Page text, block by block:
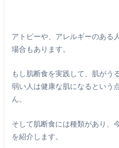
アトピーや、アレルギーのある
場合もあります。
もし肌断食を実践して、肌がう
弱い人は健康な肌になるという
ん。
そして肌断食には種類があり、
を紹介します。